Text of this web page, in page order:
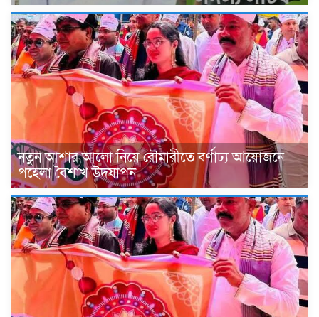
নতুন আশার আলো নিয়ে রৌমারীতে বর্ণাঢ্য আয়োজনে
পহেলা বৈশাখ উদযাপন